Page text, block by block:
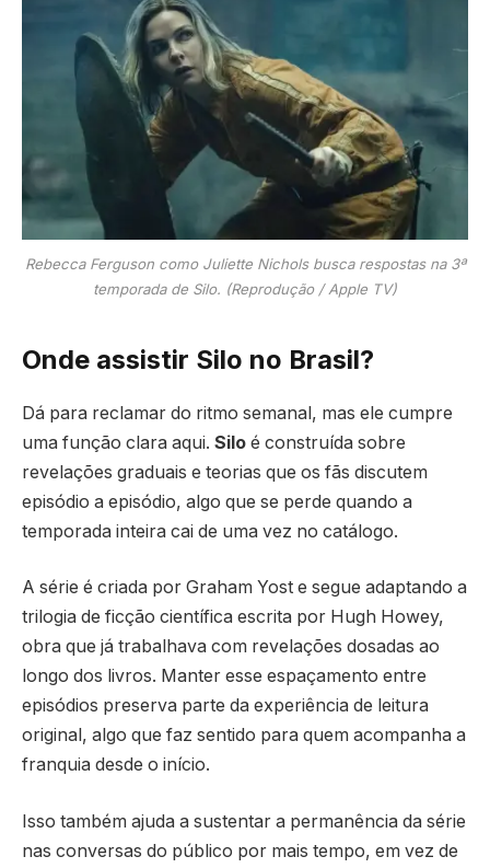
Rebecca Ferguson como Juliette Nichols busca respostas na 3ª
temporada de Silo. (Reprodução / Apple TV)
Onde assistir Silo no Brasil?
Dá para reclamar do ritmo semanal, mas ele cumpre
uma função clara aqui. Silo é construída sobre
revelações graduais e teorias que os fãs discutem
episódio a episódio, algo que se perde quando a
temporada inteira cai de uma vez no catálogo.
A série é criada por Graham Yost e segue adaptando a
trilogia de ficção científica escrita por Hugh Howey,
obra que já trabalhava com revelações dosadas ao
longo dos livros. Manter esse espaçamento entre
episódios preserva parte da experiência de leitura
original, algo que faz sentido para quem acompanha a
franquia desde o início.
Isso também ajuda a sustentar a permanência da série
nas conversas do público por mais tempo, em vez de